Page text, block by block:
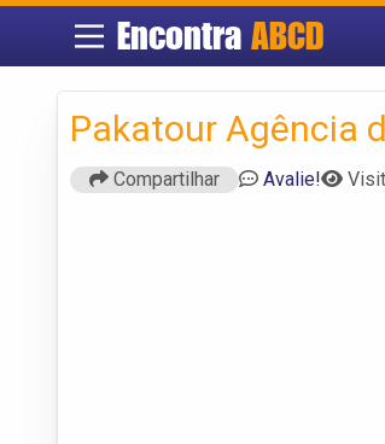
Encontra ABCD
Pakatour Agência
Compartilhar Avalie!